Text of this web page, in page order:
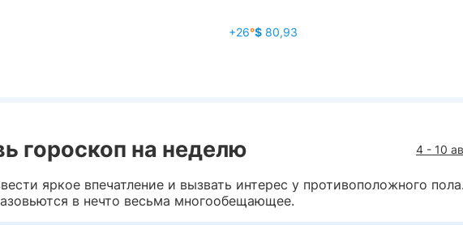
+26°$80,93
гороскоп на неделю 4 - 10
яркое впечатление и вызвать интерес у противоположного
в нечто весьма многообещающее.